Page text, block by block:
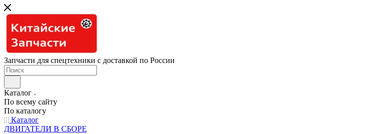
Запчасти для спецтехники с доставкой по России
Каталог
По всему сайту
По каталогу
Каталог
ДВИГАТЕЛИ В СБОРЕ